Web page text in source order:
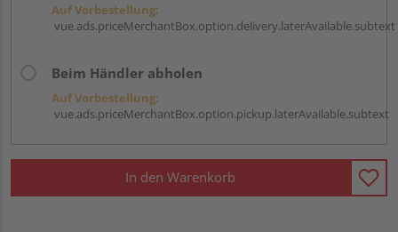
Auf Vorbestellung:
vue.ads.priceMerchantBox.option.delivery.laterAvailable.subtext
Beim Händler abholen
Auf Vorbestellung:
vue.ads.priceMerchantBox.option.pickup.laterAvailable.subtext
In den Warenkorb